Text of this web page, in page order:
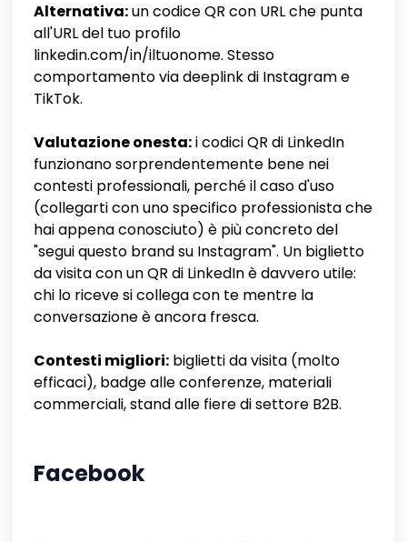
Alternativa:un codice QR con URL che punta
all'URL del tuo profilo
linkedin.com/in/iltuonome. Stesso
comportamento via deeplink di Instagram e
TikTok.
Valutazione onesta:i codici QR di LinkedIn
funzionano sorprendentemente bene nei
contesti professionali, perché il caso d'uso
(collegarti con uno specifico professionista che
hai appena conosciuto) è più concreto del
"segui questo brand su Instagram". Un biglietto
da visita con un QR di LinkedIn è davvero utile:
chi lo riceve si collega con te mentre la
conversazione è ancora fresca.
Contesti migliori: biglietti da visita (molto
efficaci), badge alle conferenze, materiali
commerciali, stand alle fiere di settore B2B.
Facebook